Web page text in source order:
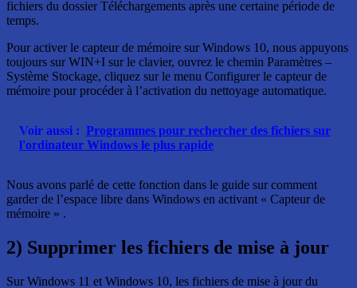
fichiers du dossier Téléchargements après une certaine période de
temps.
Pour activer le capteur de mémoire sur Windows 10, nous appuyons
toujours sur WIN+I sur le clavier, ouvrez le chemin Paramètres –
Système Stockage, cliquez sur le menu Configurer le capteur de
mémoire pour procéder à l’activation du nettoyage automatique.
Voir aussi : Programmes pour rechercher des fichiers sur
l'ordinateur Windows le plus rapide
Nous avons parlé de cette fonction dans le guide sur comment
garder de l’espace libre dans Windows en activant « Capteur de
mémoire » .
2) Supprimer les fichiers de mise à jour
Sur Windows 11 et Windows 10, les fichiers de mise à jour du